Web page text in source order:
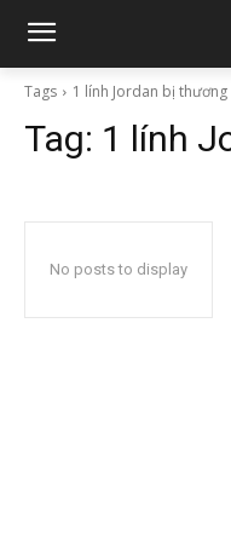
Tags 1 lính Jordan bị thương
Tag: 1 lính
No posts to display